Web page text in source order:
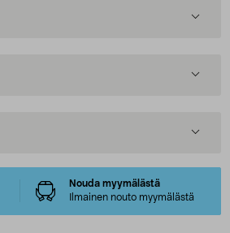
Nouda myymälästä
Ilmainen nouto myymälästä